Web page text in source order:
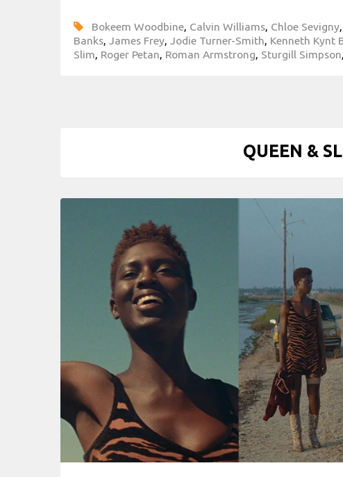
Bokeem Woodbine, Calvin Williams, Chloe Sevigny,
Banks, James Frey, Jodie Turner-Smith, Kenneth Kynt
Slim, Roger Petan, Roman Armstrong, Sturgill Simpson,
QUEEN &